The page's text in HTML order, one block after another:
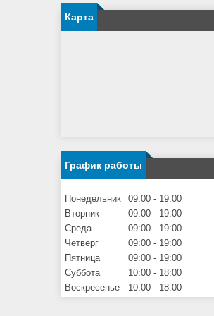
Карта
График работы
Понедельник 09:00
19:00
Вторник
09:00
19:00
Среда
09:00
19:00
Четверг
09:00
19:00
Пятница
09:00
19:00
Суббота
10:00
18:00
Воскресенье
10:00 18:00